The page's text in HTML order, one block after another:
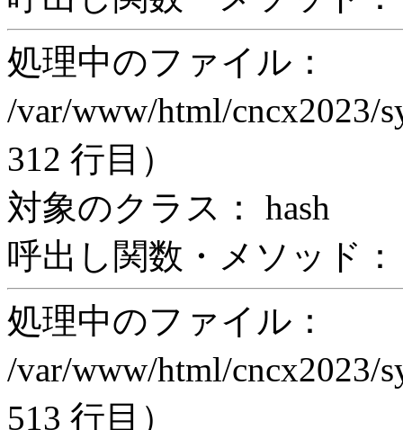
処理中のファイル：
/var/www/html/cncx2023/
312 行目）
対象のクラス： hash
呼出し関数・メソッド：
処理中のファイル：
/var/www/html/cncx2023/
513 行目）